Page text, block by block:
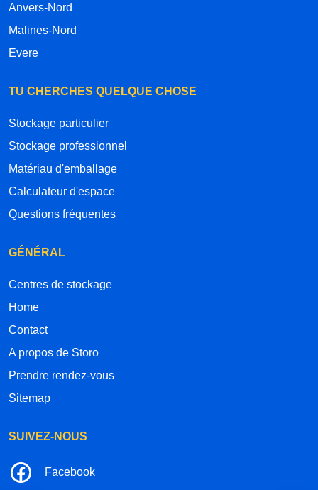
Anvers-Nord
Malines-Nord
Evere
TU CHERCHES QUELQUE CHOSE
Stockage particulier
Stockage professionnel
Matériau d'emballage
Calculateur d'espace
Questions fréquentes
GÉNÉRAL
Centres de stockage
Home
Contact
A propos de Storo
Prendre rendez-vous
Sitemap
SUIVEZ-NOUS
Facebook